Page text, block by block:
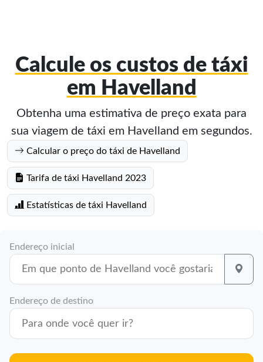
Calcule os custos de táxi
em Havelland
Obtenha uma estimativa de preço exata para
sua viagem de táxi em Havelland em segundos.
Calcular o preço do táxi de Havelland
Tarifa de táxi Havelland 2023
Estatísticas de táxi Havelland
Endereço inicial
Endereço de destino